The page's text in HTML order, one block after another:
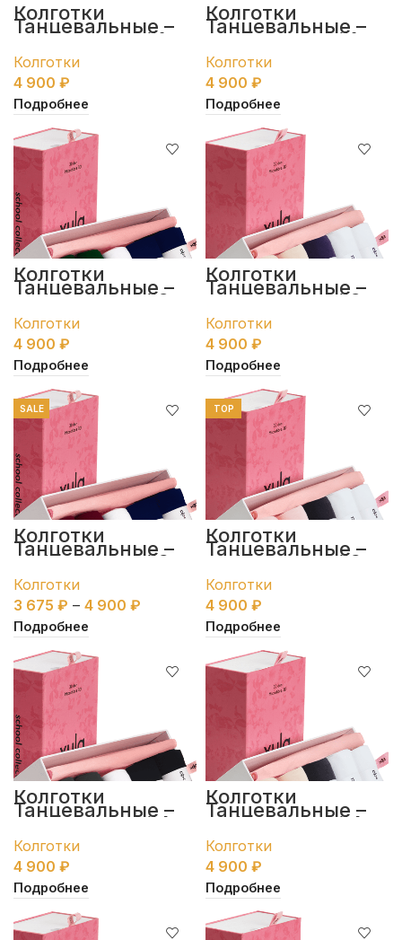
Колготки
Танцевальные –
набор пенал #1
Колготки
4 900 ₽
Подробнее
Колготки
Танцевальные –
набор пенал #1
Колготки
4 900 ₽
Подробнее
Колготки
Танцевальные –
набор пенал #2
Колготки
4 900 ₽
Подробнее
Колготки
Танцевальные –
набор пенал #2
Колготки
4 900 ₽
Подробнее
SALE
Колготки
Танцевальные –
набор пенал #3
Колготки
3 675 ₽ – 4 900 ₽
Подробнее
TOP
Колготки
Танцевальные –
набор пенал #3
Колготки
4 900 ₽
Подробнее
Колготки
Танцевальные –
набор пенал #4
Колготки
4 900 ₽
Подробнее
Колготки
Танцевальные –
набор пенал #4
Колготки
4 900 ₽
Подробнее